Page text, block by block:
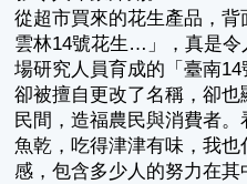
從超市買來的花生產品，
雲林14號花生…」，真是令
場研究人員育成的「臺南14
卻被擅自更改了名稱，卻
民間，造福農民與消費者
魚乾，吃得津津有味，我
感，包含多少人的努力在其